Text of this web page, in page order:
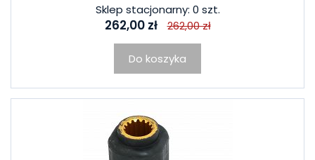
Sklep stacjonarny: 0 szt.
262,00 zł 262,00 zł
Do koszyka